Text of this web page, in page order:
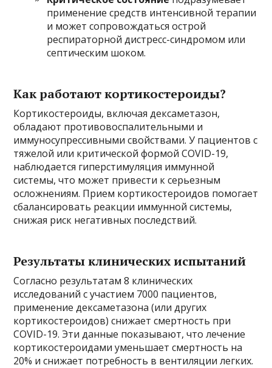
применение средств интенсивной терапии
и может сопровождаться острой
респираторной дистресс-синдромом или
септическим шоком.
Как работают кортикостероиды?
Кортикостероиды, включая дексаметазон,
обладают противовоспалительными и
иммуносупрессивными свойствами. У пациентов с
тяжелой или критической формой COVID-19,
наблюдается гиперстимуляция иммунной
системы, что может привести к серьезным
осложнениям. Прием кортикостероидов помогает
сбалансировать реакции иммунной системы,
снижая риск негативных последствий.
Результаты клинических испытаний
Согласно результатам 8 клинических
исследований с участием 7000 пациентов,
применение дексаметазона (или других
кортикостероидов) снижает смертность при
COVID-19. Эти данные показывают, что лечение
кортикостероидами уменьшает смертность на
20% и снижает потребность в вентиляции легких.